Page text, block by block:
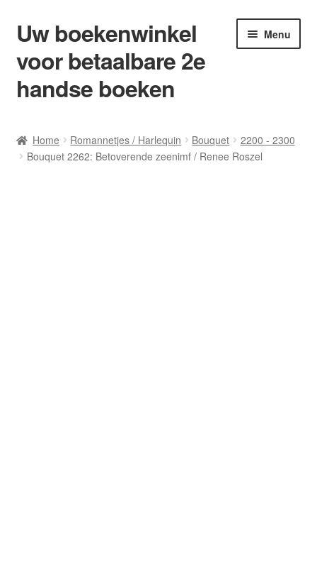
Ga
door
naar
navigatie
Ga
naar
de
inhoud
Uw boekenwinkel
voor betaalbare 2e
handse boeken
Menu
Afrekenen
Home Romannetjes / Harlequin Bouquet
2200 - 2300
Bouquet 2262: Betoverende zeenimf / Renee Roszel